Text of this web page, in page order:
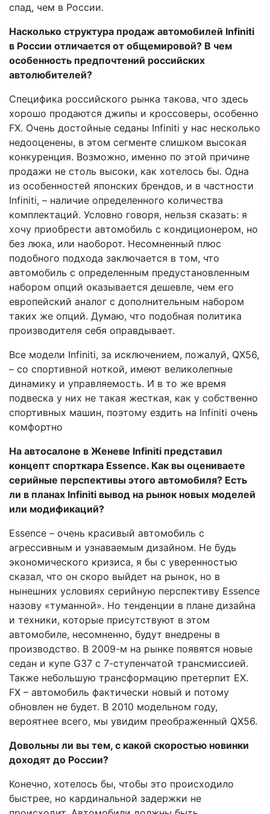
спад, чем в России.
Насколько структура продаж автомобилей Infiniti
в России отличается от общемировой? В чем
особенность предпочтений российских
автолюбителей?
Специфика российского рынка такова, что здесь
хорошо продаются джипы и кроссоверы, особенно
FX. Очень достойные седаны Infiniti у нас несколько
недооценены, в этом сегменте слишком высокая
конкуренция. Возможно, именно по этой причине
продажи не столь высоки, как хотелось бы. Одна
из особенностей японских брендов, и в частности
Infiniti, – наличие определенного количества
комплектаций. Условно говоря, нельзя сказать: я
хочу приобрести автомобиль с кондиционером, но
без люка, или наоборот. Несомненный плюс
подобного подхода заключается в том, что
автомобиль с определенным предустановленным
набором опций оказывается дешевле, чем его
европейский аналог с дополнительным набором
таких же опций. Думаю, что подобная политика
производителя себя оправдывает.
Все модели Infiniti, за исключением, пожалуй, QX56,
– со спортивной ноткой, имеют великолепные
динамику и управляемость. И в то же время
подвеска у них не такая жесткая, как у собственно
спортивных машин, поэтому ездить на Infiniti очень
комфортно
На автосалоне в Женеве Infiniti представил
концепт спорткара Essence. Как вы оцениваете
серийные перспективы этого автомобиля? Есть
ли в планах Infiniti вывод на рынок новых моделей
или модификаций?
Essence – очень красивый автомобиль с
агрессивным и узнаваемым дизайном. Не будь
экономического кризиса, я бы с уверенностью
сказал, что он скоро выйдет на рынок, но в
нынешних условиях серийную перспективу Essence
назову «туманной». Но тенденции в плане дизайна
и техники, которые присутствуют в этом
автомобиле, несомненно, будут внедрены в
производство. В 2009-м на рынке появятся новые
седан и купе G37 с 7-ступенчатой трансмиссией.
Также небольшую трансформацию претерпит EX.
FX – автомобиль фактически новый и потому
обновлен не будет. В 2010 модельном году,
вероятнее всего, мы увидим преображенный QX56.
Довольны ли вы тем, с какой скоростью новинки
доходят до России?
Конечно, хотелось бы, чтобы это происходило
быстрее, но кардинальной задержки не